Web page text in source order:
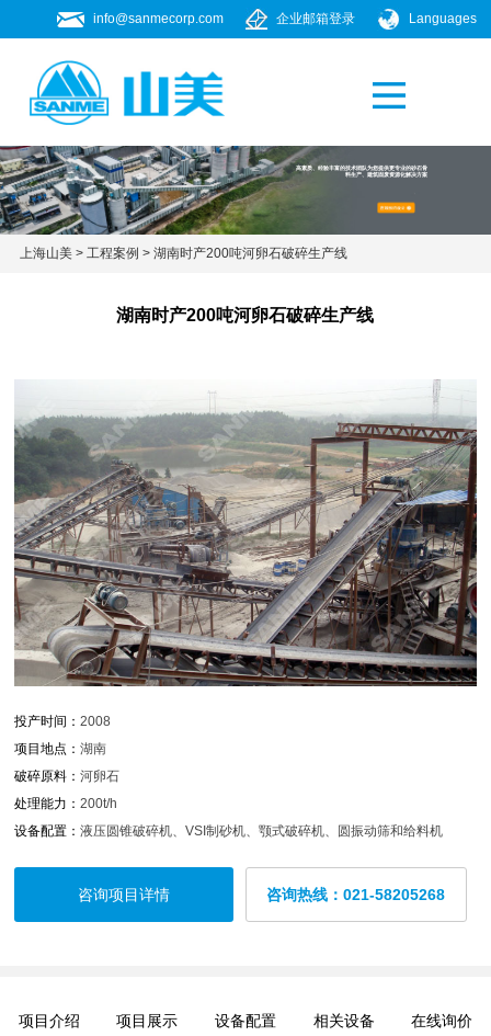
Languages
企业邮箱登录
info@sanmecorp.com
高素质、经验丰富的技术团队为您提供更专业的砂石骨
料生产、建筑固废资源化解决方案
上海山美 >工程案例 >湖南时产200吨河卵石破碎生产线
湖南时产200吨河卵石破碎生产线
投产时间：2008
项目地点：湖南
破碎原料：河卵石
处理能力：200t/h
设备配置：液压圆锥破碎机、VSI制砂机、颚式破碎机、圆振动筛和给料机
咨询项目详情 咨询热线：021-58205268
项目介绍 项目展示 设备配置 相关设备 在线询价